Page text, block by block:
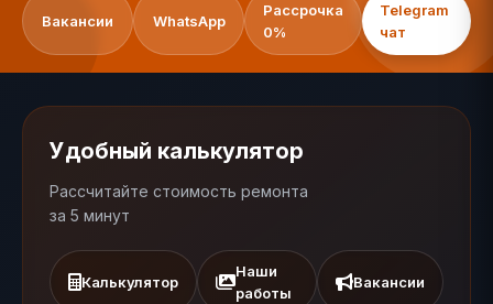
Вакансии WhatsApp
Рассрочка
0%
Telegram
чат
Удобный калькулятор
Рассчитайте стоимость ремонта
за 5 минут
Калькулятор
Наши
работы
Вакансии